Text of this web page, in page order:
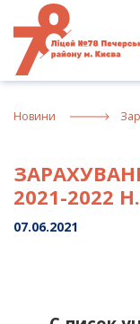
content
Новини
2021-2022
07.06.2021